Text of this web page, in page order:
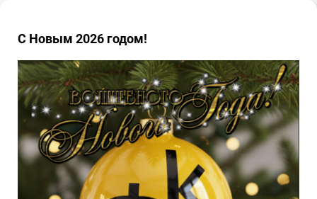
С Новым 2026 годом!